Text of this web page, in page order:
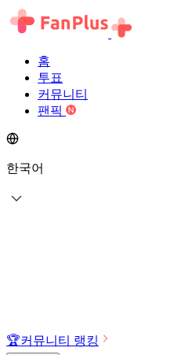
홈
투표
커뮤니티
팬픽
한국어
🏆커뮤니티 랭킹